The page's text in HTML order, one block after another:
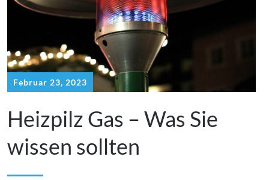
Februar 23, 2023
Heizpilz Gas – Was Sie
wissen sollten